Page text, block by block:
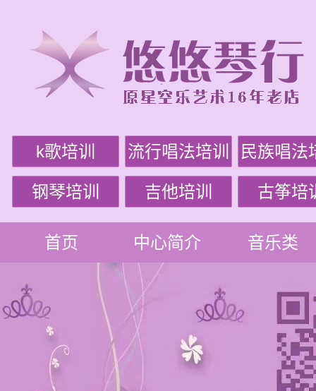
k歌培训 流行唱法培训 民族唱法
钢琴培训 吉他培训 古筝培
首页 中心简介 音乐类